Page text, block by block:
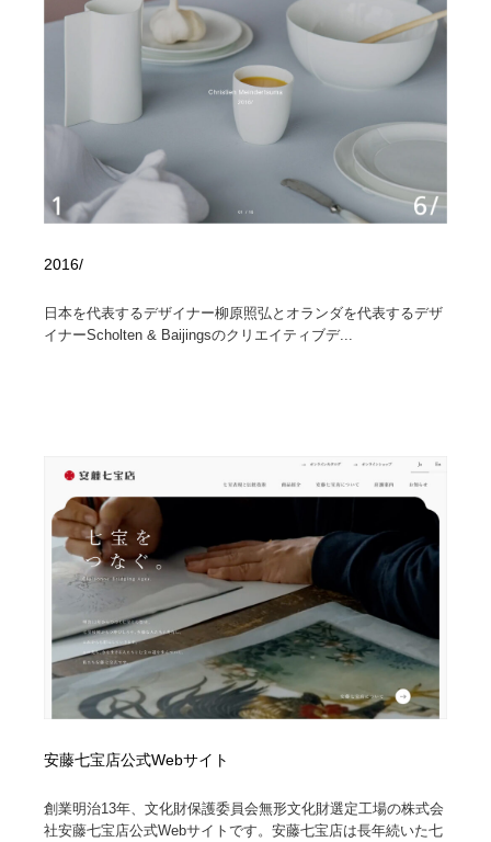
2016/
日本を代表するデザイナー柳原照弘とオランダを代表するデザ
イナーScholten & Baijingsのクリエイティブデ...
安藤七宝店公式Webサイト
創業明治13年、文化財保護委員会無形文化財選定工場の株式会
社安藤七宝店公式Webサイトです。安藤七宝店は長年続いた七